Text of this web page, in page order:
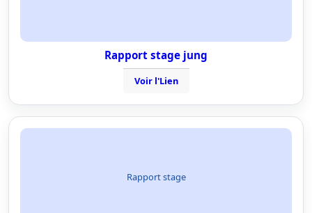
Rapport stage jung
Voir l'Lien
Rapport stage